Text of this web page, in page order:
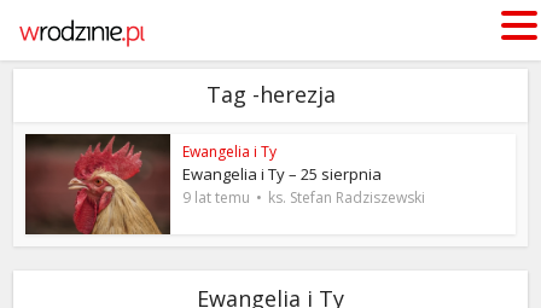
Tag -herezja
Ewangelia i Ty
Ewangelia i Ty – 25 sierpnia
9 lat temu ks. Stefan Radziszewski
Ewangelia i Ty